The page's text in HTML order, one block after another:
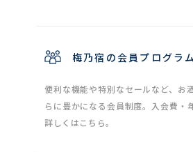
梅乃宿の会員プログラム
便利な機能や特別なセールなど、お
らに豊かになる会員制度。入会費・
詳しくはこちら。